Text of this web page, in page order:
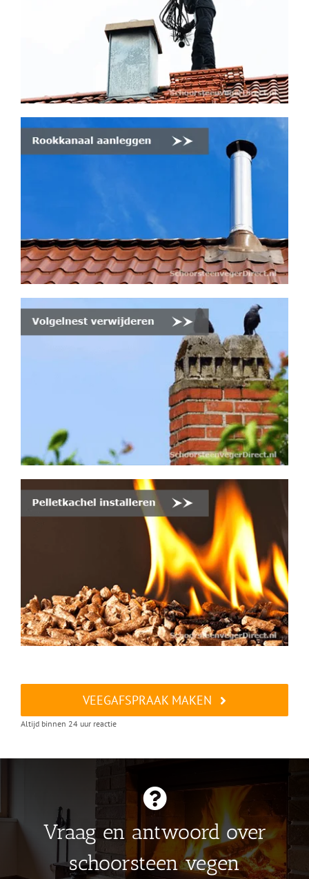
VEEGAFSPRAAK MAKEN
Altijd binnen 24 uur reactie
Vraag en antwoord over
schoorsteen vegen